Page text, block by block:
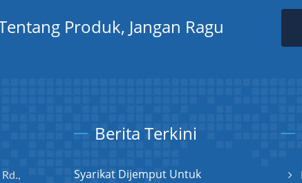
Produk, Jangan Ragu
Berita Terkini
Syarikat Dijemput Untuk